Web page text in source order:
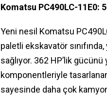
Komatsu PC490LC-11E0:
Yeni nesil Komatsu
paletli ekskavatör
sağlıyor. 362 HP’lik
komponentleriyle
sayesinde daha çok